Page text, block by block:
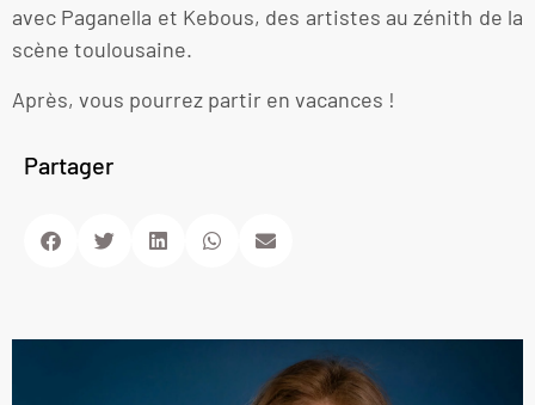
avec Paganella et Kebous, des artistes au zénith de la
scène toulousaine.
Après, vous pourrez partir en vacances !
Partager